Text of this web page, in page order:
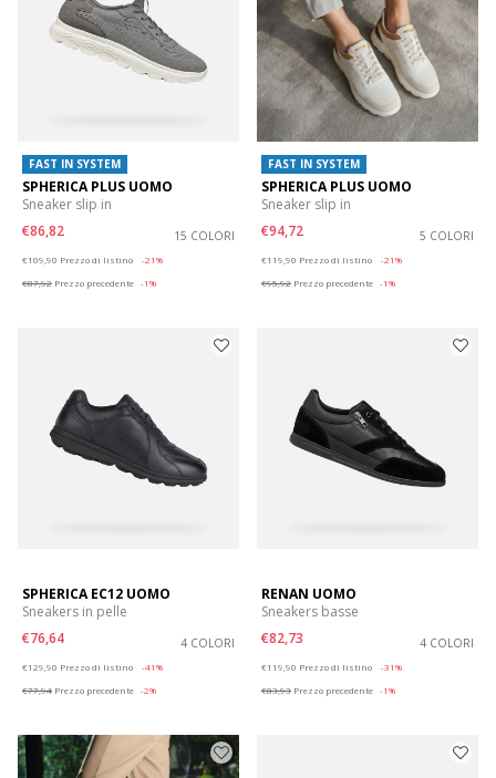
FAST IN SYSTEM
SPHERICA PLUS UOMO
Sneaker slip in
€86,82
15 COLORI
€109,90 Prezzo di listino
-21%
€87,92 Prezzo precedente -1%
FAST IN SYSTEM
SPHERICA PLUS UOMO
Sneaker slip in
€94,72
5 COLORI
€119,90 Prezzo di listino
-21%
€95,92 Prezzo precedente -1%
SPHERICA EC12 UOMO
Sneakers in pelle
€76,64
4 COLORI
€129,90 Prezzo di listino
-41%
€77,94 Prezzo precedente -2%
RENAN UOMO
Sneakers basse
€82,73
4 COLORI
€119,90 Prezzo di listino
-31%
€83,93 Prezzo precedente -1%